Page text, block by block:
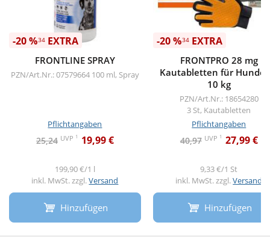
-20 %34EXTRA
FRONTLINE SPRAY
PZN/Art.Nr.: 07579664 100 ml, Spray
Pflichtangaben
25,24 UVP 1 19,99 €
199,90 €/1 l
inkl. MwSt. zzgl.Versand
Hinzufügen
-20 %34EXTRA
FRONTPRO 28 mg
Kautabletten für Hunde
10 kg
PZN/Art.Nr.: 18654280
3 St, Kautabletten
Pflichtangaben
40,97 UVP 1 27,99 €
9,33 €/1 St
inkl. MwSt. zzgl.Versand
Hinzufügen